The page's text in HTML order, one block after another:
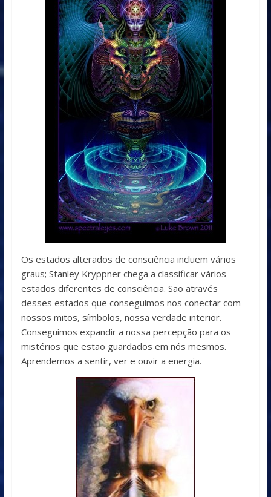
Os estados alterados de consciência incluem vários
graus; Stanley Kryppner chega a classificar vários
estados diferentes de consciência. São através
desses estados que conseguimos nos conectar com
nossos mitos, símbolos, nossa verdade interior.
Conseguimos expandir a nossa percepção para os
mistérios que estão guardados em nós mesmos.
Aprendemos a sentir, ver e ouvir a energia.